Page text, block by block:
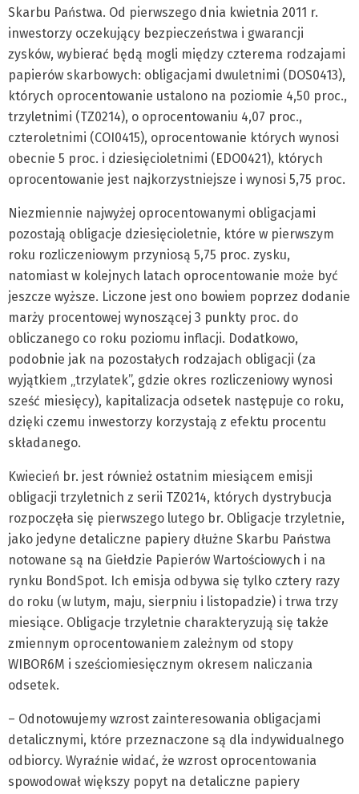
Skarbu Państwa. Od pierwszego dnia kwietnia 2011 r.
inwestorzy oczekujący bezpieczeństwa i gwarancji
zysków, wybierać będą mogli między czterema rodzajami
papierów skarbowych: obligacjami dwuletnimi (DOS0413),
których oprocentowanie ustalono na poziomie 4,50 proc.,
trzyletnimi (TZ0214), o oprocentowaniu 4,07 proc.,
czteroletnimi (COI0415), oprocentowanie których wynosi
obecnie 5 proc. i dziesięcioletnimi (EDO0421), których
oprocentowanie jest najkorzystniejsze i wynosi 5,75 proc.
Niezmiennie najwyżej oprocentowanymi obligacjami
pozostają obligacje dziesięcioletnie, które w pierwszym
roku rozliczeniowym przyniosą 5,75 proc. zysku,
natomiast w kolejnych latach oprocentowanie może być
jeszcze wyższe. Liczone jest ono bowiem poprzez dodanie
marży procentowej wynoszącej 3 punkty proc. do
obliczanego co roku poziomu inflacji. Dodatkowo,
podobnie jak na pozostałych rodzajach obligacji (za
wyjątkiem „trzylatek”, gdzie okres rozliczeniowy wynosi
sześć miesięcy), kapitalizacja odsetek następuje co roku,
dzięki czemu inwestorzy korzystają z efektu procentu
składanego.
Kwiecień br. jest również ostatnim miesiącem emisji
obligacji trzyletnich z serii TZ0214, których dystrybucja
rozpoczęła się pierwszego lutego br. Obligacje trzyletnie,
jako jedyne detaliczne papiery dłużne Skarbu Państwa
notowane są na Giełdzie Papierów Wartościowych i na
rynku BondSpot. Ich emisja odbywa się tylko cztery razy
do roku (w lutym, maju, sierpniu i listopadzie) i trwa trzy
miesiące. Obligacje trzyletnie charakteryzują się także
zmiennym oprocentowaniem zależnym od stopy
WIBOR6M i sześciomiesięcznym okresem naliczania
odsetek.
– Odnotowujemy wzrost zainteresowania obligacjami
detalicznymi, które przeznaczone są dla indywidualnego
odbiorcy. Wyraźnie widać, że wzrost oprocentowania
spowodował większy popyt na detaliczne papiery